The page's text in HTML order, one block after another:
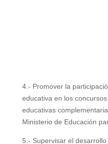
4.- Promover la
educativa en los
educativas
Ministerio de Educación
5.- Supervisar el